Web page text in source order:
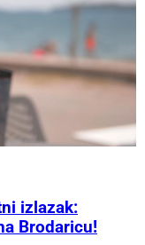
izlazak:
Brodaricu!